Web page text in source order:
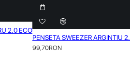
2.0 ECO
PENSETA SWEEZER ARGINTIU
99,70RON